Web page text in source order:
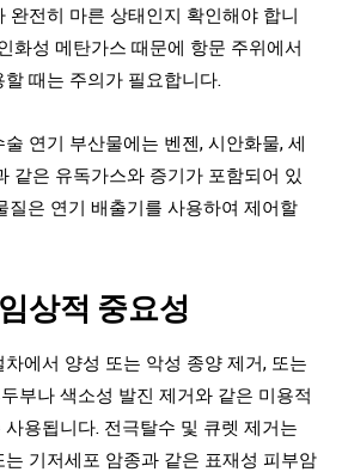
완전히 마른 상태인지 확인해야 합니
화성 메탄가스 때문에 항문 주위에서
때는 주의가 필요합니다.
연기 부산물에는 벤젠, 시안화물, 세
같은 유독가스와 증기가 포함되어 있
질은 연기 배출기를 사용하여 제어할
상적 중요성
에서 양성 또는 악성 종양 제거, 또는
부나 색소성 발진 제거와 같은 미용적
용됩니다. 전극탈수 및 큐렛 제거는
기저세포 암종과 같은 표재성 피부암